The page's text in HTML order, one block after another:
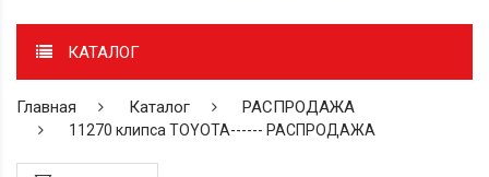
КАТАЛОГ
Главная Каталог РАСПРОДАЖА
11270 клипса TOYOTA------ РАСПРОДАЖА